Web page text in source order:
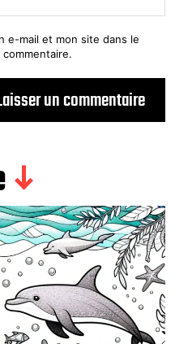
e-mail et mon site dans le